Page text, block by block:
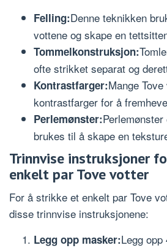
Felling:Denne teknikken
vottene og skape en
Tommelkonstruksjon:
ofte strikket separat og
Kontrastfarger:Mange
kontrastfarger for å
Perlemønster:
brukes til å skape en
Trinnvise instruksjoner
enkelt par Tove votter
For å strikke et enkelt par Tove
disse trinnvise instruksjonene:
Legg opp masker:Legg